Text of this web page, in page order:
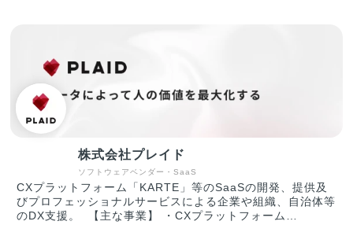
象システムの利用状況を可視化したうえで、ナビゲーション
によるUI改善や自動操作による生産性改善など、アジャイ
ルなDXを現場主導でリードすることができ、主に従業員数
千人～数万人のエンタープライズ企業様を中心にご導入いた
だいています。 ▼テックタッチの機能紹介（一例） ・ど
のタイミングで何を入力すればいいのかをステップごとに教
えてくれる ・入力ミスを事前に検知（半角／全角、(株)
／株式会社など） ・分析機能を用いて、どれくらいの社
員が、どの項目で躓いているのかが分かる ・自動入力機
能で顧客のIDを間違いなく入力（ダブルチェックが不要
に） ▼資金調達情報 2019年6月 シード調達：1.2億円
2020年6月 シリーズA調達：5億円 2023年1月 シリーズ
B調達：17.8億円 ※累計調達額は24億円 ▼社内の雰囲気/
株式会社プレイド
ソフトウェアベンダー・SaaS
CXプラットフォーム「KARTE」等のSaaSの開発、提供及
びプロフェッショナルサービスによる企業や組織、自治体等
のDX支援。 【主な事業】 ・CXプラットフォーム